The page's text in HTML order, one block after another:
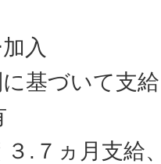
入
基づいて支
３.７ヵ月支